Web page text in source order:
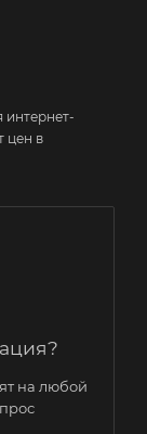
интернет-
цен в
на любой